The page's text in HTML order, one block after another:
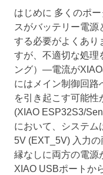
はじめに 多くのポ
スがバッテリー電源
する必要がよくあり
すが、不適切な処理
ング）—電流が
にはメイン制御回
を引き起こす可能性
(XIAO ESP32S3/
において、システム
5V (EXT_5V) 入力
縁なしに両方の電源
XIAO USBポートか